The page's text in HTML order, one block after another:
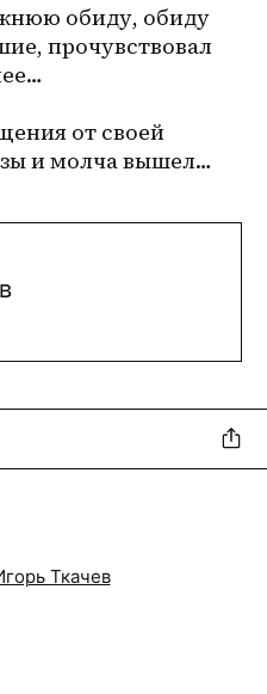
обиду, обиду
прочувствовал
от своей
и молча вышел…
Ткачев